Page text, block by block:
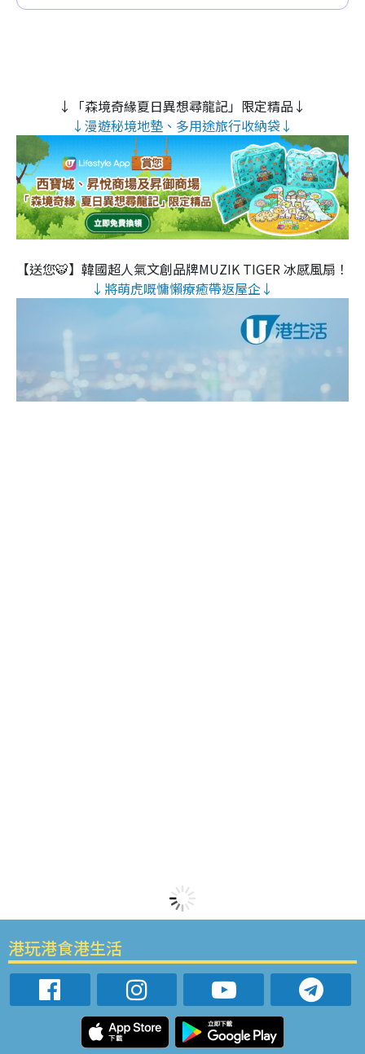
↓「森境奇緣夏日異想尋龍記」限定精品↓
↓漫遊秘境地墊、多用途旅行收納袋↓
【送您🐯】韓國超人氣文創品牌MUZIK TIGER 冰感風扇！
↓將萌虎嘅慵懶療癒帶返屋企↓
港玩港食港生活